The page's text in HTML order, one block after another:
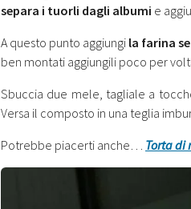
separa i tuorli dagli albumi e
A questo punto aggiungi la farina
ben montati aggiungili poco per
Sbuccia due mele, tagliale a
Versa il composto in una teglia
Potrebbe piacerti anche… Torta di